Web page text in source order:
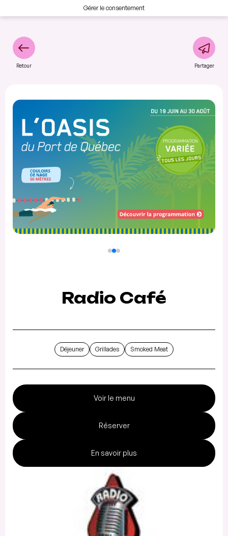
Gérer le consentement
Retour Partager
Radio Café
Déjeuner Grillades Smoked Meat
Voir le menu
Réserver
En savoir plus